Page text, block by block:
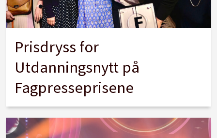
Prisdryss for
Utdanningsnytt på
Fagpresseprisene